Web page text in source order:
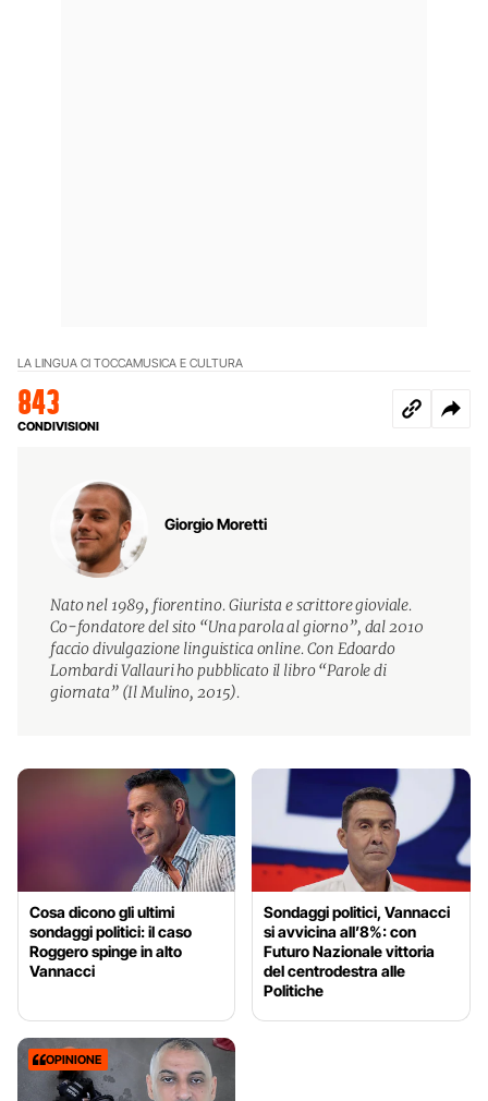
LA LINGUA CI TOCCAMUSICA E CULTURA
843
CONDIVISIONI
Giorgio Moretti
Nato nel 1989, fiorentino. Giurista e scrittore gioviale.
Co-fondatore del sito “Una parola al giorno”, dal 2010
faccio divulgazione linguistica online. Con Edoardo
Lombardi Vallauri ho pubblicato il libro “Parole di
giornata” (Il Mulino, 2015).
Cosa dicono gli ultimi
sondaggi politici: il caso
Roggero spinge in alto
Vannacci
Sondaggi politici, Vannacci
si avvicina all’8%: con
Futuro Nazionale vittoria
del centrodestra alle
Politiche
OPINIONE